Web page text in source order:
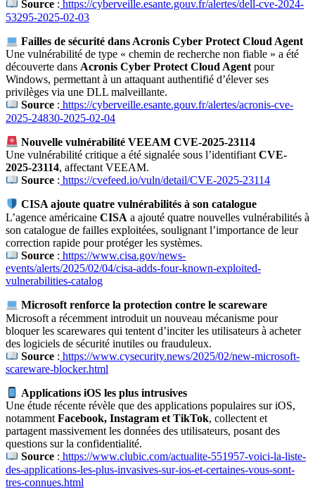
Source : https://cyberveille.esante.gouv.fr/alertes/dell-cve-2024-
53295-2025-02-03
Failles de sécurité dans Acronis Cyber Protect Cloud Agent
Une vulnérabilité de type « chemin de recherche non fiable » a été
découverte dans Acronis Cyber Protect Cloud Agent pour
Windows, permettant à un attaquant authentifié d’élever ses
privilèges via une DLL malveillante.
Source : https://cyberveille.esante.gouv.fr/alertes/acronis-cve-
2025-24830-2025-02-04
Nouvelle vulnérabilité VEEAM CVE-2025-23114
Une vulnérabilité critique a été signalée sous l’identifiant CVE-
2025-23114, affectant VEEAM.
Source : https://cvefeed.io/vuln/detail/CVE-2025-23114
CISA ajoute quatre vulnérabilités à son catalogue
L’agence américaine CISA a ajouté quatre nouvelles vulnérabilités à
son catalogue de failles exploitées, soulignant l’importance de leur
correction rapide pour protéger les systèmes.
Source : https://www.cisa.gov/news-
events/alerts/2025/02/04/cisa-adds-four-known-exploited-
vulnerabilities-catalog
Microsoft renforce la protection contre le scareware
Microsoft a récemment introduit un nouveau mécanisme pour
bloquer les scarewares qui tentent d’inciter les utilisateurs à acheter
des logiciels de sécurité inutiles ou frauduleux.
Source : https://www.cysecurity.news/2025/02/new-microsoft-
scareware-blocker.html
Applications iOS les plus intrusives
Une étude récente révèle que des applications populaires sur iOS,
notammentFacebook, Instagram et TikTok, collectent et
partagent massivement les données des utilisateurs, posant des
questions sur la confidentialité.
Source : https://www.clubic.com/actualite-551957-voici-la-liste-
des-applications-les-plus-invasives-sur-ios-et-certaines-vous-sont-
tres-connues.html